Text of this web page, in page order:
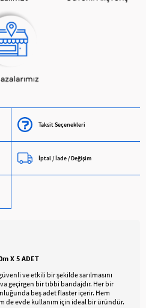
Taksit Seçenekleri
İptal / İade / Değişim
X 5 ADET
ve etkili bir şekilde sarılmasını
geçirgen bir tıbbi bandajdır. Her bir
beş adet flaster içerir. Hem
de evde kullanım için ideal bir üründür.